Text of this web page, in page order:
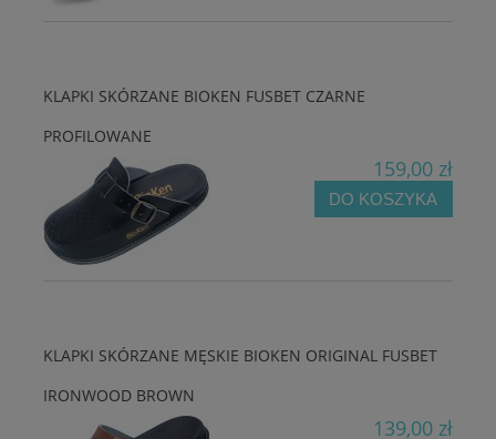
KLAPKI SKÓRZANE BIOKEN FUSBET CZARNE
PROFILOWANE
159,00 zł
DO KOSZYKA
KLAPKI SKÓRZANE MĘSKIE BIOKEN ORIGINAL FUSBET
IRONWOOD BROWN
139,00 zł